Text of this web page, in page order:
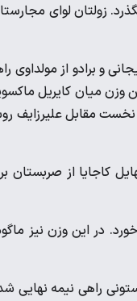
زولتان لوای
اسلام عباس اف آذربایجانی و برادو از
وزن میان کایریل
نخست مقابل علیرزایف
کاجایا از صربستان
در این وزن نیز
گیران بلاروس و استونی راهی نیمه